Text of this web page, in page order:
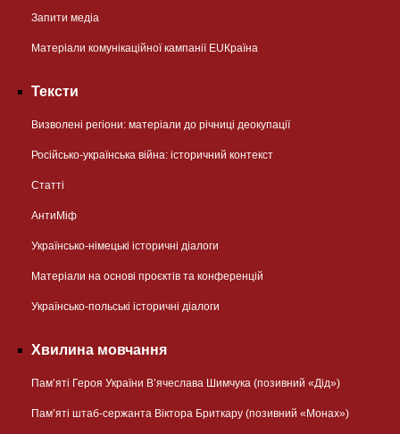
Запити медіа
Матеріали комунікаційної кампанії EUКраїна
Тексти
Визволені регіони: матеріали до річниці деокупації
Російсько-українська війна: історичний контекст
Статті
АнтиМіф
Українсько-німецькі історичні діалоги
Матеріали на основі проєктів та конференцій
Українсько-польські історичні діалоги
Хвилина мовчання
Пам’яті Героя України В’ячеслава Шимчука (позивний «Дід»)
Пам’яті штаб-сержанта Віктора Бриткару (позивний «Монах»)